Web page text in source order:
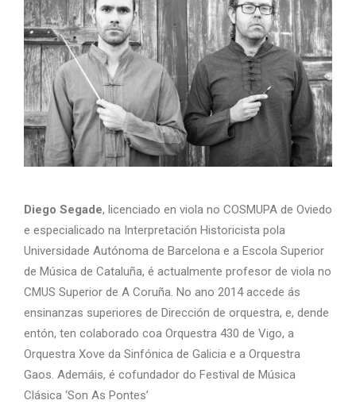
Diego Segade, licenciado en viola no COSMUPA de Oviedo
e especialicado na Interpretación Historicista pola
Universidade Autónoma de Barcelona e a Escola Superior
de Música de Cataluña, é actualmente profesor de viola no
CMUS Superior de A Coruña. No ano 2014 accede ás
ensinanzas superiores de Dirección de orquestra, e, dende
entón, ten colaborado coa Orquestra 430 de Vigo, a
Orquestra Xove da Sinfónica de Galicia e a Orquestra
Gaos. Ademáis, é cofundador do Festival de Música
Clásica ‘Son As Pontes’